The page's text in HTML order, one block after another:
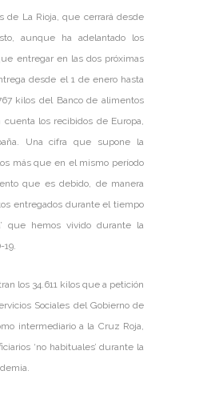
de La Rioja, que cerrará desde
aunque ha adelantado los
entregar en las dos próximas
desde el 1 de enero hasta
kilos del Banco de alimentos
los recibidos de Europa,
Una cifra que supone la
más que en el mismo período
que es debido, de manera
entregados durante el tiempo
que hemos vivido durante la
19.
los 34.611 kilos que a petición
Sociales del Gobierno de
intermediario a la Cruz Roja,
‘no habituales’ durante la